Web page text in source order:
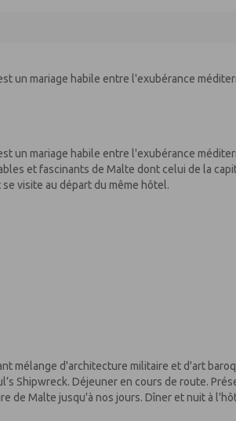
un mariage habile entre l'exubérance
un mariage habile entre l'exubérance
et fascinants de Malte dont celui de la
visite au départ du même hôtel.
mélange d'architecture militaire et d'art
Shipwreck. Déjeuner en cours de route.
de Malte jusqu'à nos jours. Dîner et nuit à